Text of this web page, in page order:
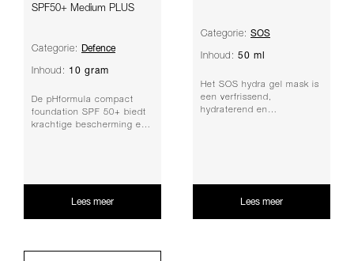
SPF50+ Medium PLUS
Categorie: Defence
Inhoud: 10 gram
De pHformula compact
foundation SPF 50+ biedt
krachtige bescherming en
Lees meer
Categorie: SOS
Inhoud: 50 ml
Het SOS hydra gel mask is
een verfrissend,
hydraterend en
Lees meer